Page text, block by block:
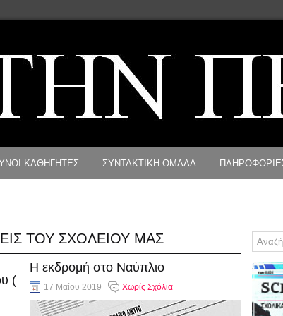
ΚΑΘΗΓΗΤΕΣ ΣΥΝΤΑΚΤΙΚΗ ΟΜΑΔΑ
ΤΟΥ ΣΧΟΛΕΙΟΥ ΜΑΣ
(
Η εκδρομή στο Ναύπλιο
17 Μαΐου 2019 Χωρίς Σχόλια